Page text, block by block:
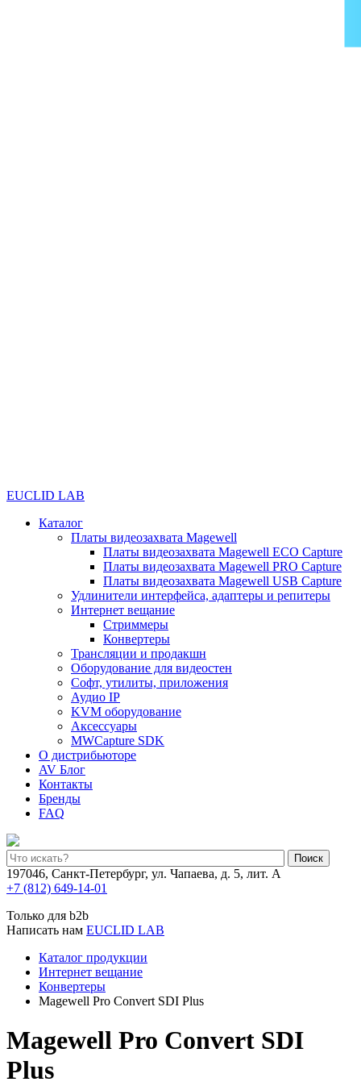
EUCLID LAB
Каталог
Платы видеозахвата Magewell
Платы видеозахвата Magewell ECO Capture
Платы видеозахвата Magewell PRO Capture
Платы видеозахвата Magewell USB Capture
Удлинители интерфейса, адаптеры и репитеры
Интернет вещание
Стриммеры
Конвертеры
Трансляции и продакшн
Оборудование для видеостен
Софт, утилиты, приложения
Аудио IP
KVM оборудование
Аксессуары
MWCapture SDK
О дистрибьюторе
AV Блог
Контакты
Бренды
FAQ
Поиск
197046, Санкт-Петербург, ул. Чапаева, д. 5, лит. А
+7 (812) 649-14-01
Только для b2b
Написать нам EUCLID LAB
Каталог продукции
Интернет вещание
Конвертеры
Magewell Pro Convert SDI Plus
Magewell Pro Convert SDI
Plus